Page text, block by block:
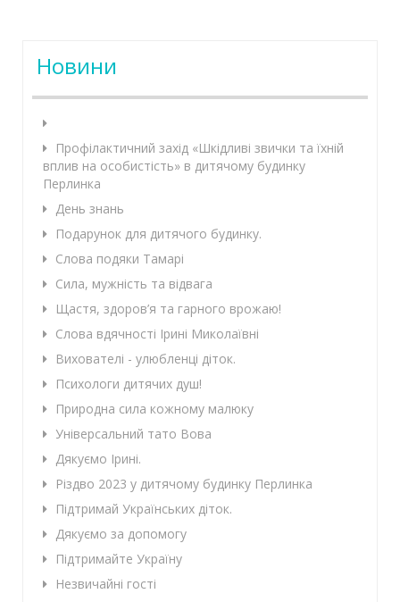
Новини
Профілактичний захід «Шкідливі звички та їхній
вплив на особистість» в дитячому будинку
Перлинка
День знань
Подарунок для дитячого будинку.
Слова подяки Тамарі
Сила, мужність та відвага
Щастя, здоров’я та гарного врожаю!
Слова вдячності Ірині Миколаївні
Вихователі - улюбленці діток.
Психологи дитячих душ!
Природна сила кожному малюку
Універсальний тато Вова
Дякуємо Ірині.
Різдво 2023 у дитячому будинку Перлинка
Підтримай Українських діток.
Дякуємо за допомогу
Підтримайте Україну
Незвичайні гості